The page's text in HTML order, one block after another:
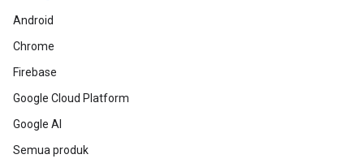
Android
Chrome
Firebase
Google Cloud Platform
Google AI
Semua produk